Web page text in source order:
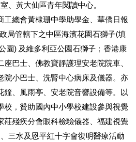
、黃大仙區青年閱讀中心。
工總會黃棣珊中學助學金、華僑日報
局管轄下之中區海濱花園石獅子(填
園) 及維多利亞公園石獅子；香港康
巴士、佛教寶靜護理安老院院車、
院小巴士、洗腎中心病床及儀器。亦
鐘、風雨亭、安老院音響設備等。以
校，贊助國內中小學校建設參與視覺
莊殘疾分會眼科檢驗儀器、福建視覺
三水及恩平紅十字會復明醫療活動